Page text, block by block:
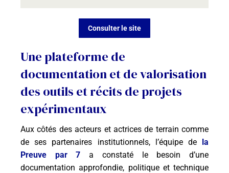
Consulter le site
Une plateforme de
documentation et de valorisation
des outils et récits de projets
expérimentaux
Aux côtés des acteurs et actrices de terrain comme
de ses partenaires institutionnels, l’équipe de la
Preuve par 7 a constaté le besoind’une
documentation approfondie, politique et technique